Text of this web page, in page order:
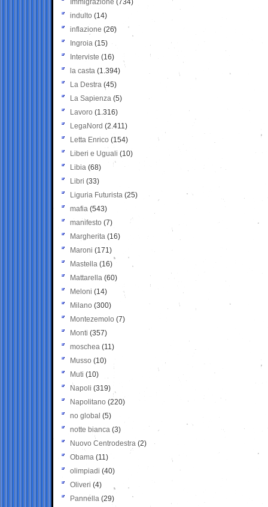
Immigrazione (734)
indulto (14)
inflazione (26)
Ingroia (15)
Interviste (16)
la casta (1.394)
La Destra (45)
La Sapienza (5)
Lavoro (1.316)
LegaNord (2.411)
Letta Enrico (154)
Liberi e Uguali (10)
Libia (68)
Libri (33)
Liguria Futurista (25)
mafia (543)
manifesto (7)
Margherita (16)
Maroni (171)
Mastella (16)
Mattarella (60)
Meloni (14)
Milano (300)
Montezemolo (7)
Monti (357)
moschea (11)
Musso (10)
Muti (10)
Napoli (319)
Napolitano (220)
no global (5)
notte bianca (3)
Nuovo Centrodestra (2)
Obama (11)
olimpiadi (40)
Oliveri (4)
Pannella (29)